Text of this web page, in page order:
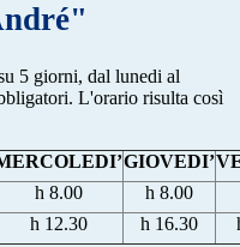
5 giorni, dal lunedi al
L'orario risulta così
GIOVEDI’
h 8.00
h 8.00
h 12.30 h 16.30